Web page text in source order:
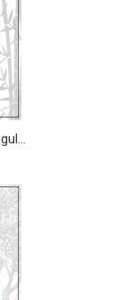
Áo Sơ Mi Dài Tay Caro Bamboo Regular Fit 495 Vĩnh Tiến - Nhiều màu